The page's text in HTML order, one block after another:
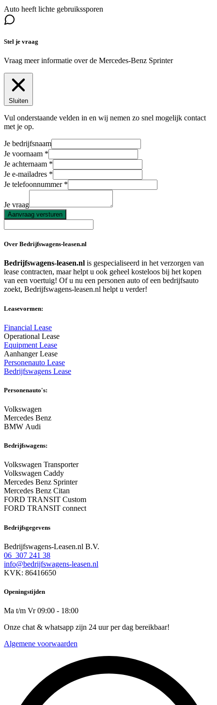
Auto heeft lichte gebruikssporen
Stel je vraag
Vraag meer informatie over de Mercedes-Benz Sprinter
Sluiten
Vul onderstaande velden in en wij nemen zo snel mogelijk contact
met je op.
Je bedrijfsnaam
Je voornaam
Je achternaam
Je e-mailadres
Je telefoonnummer
Je vraag
Aanvraag versturen
Over Bedrijfswagens-leasen.nl
Bedrijfswagens-leasen.nl is gespecialiseerd in het verzorgen van
lease contracten, maar helpt u ook geheel kosteloos bij het kopen
van een voertuig! Of u nu een personen auto of een bedrijfsauto
zoekt, Bedrijfswagens-leasen.nl helpt u verder!
Leasevormen:
Financial Lease
Operational Lease
Equipment Lease
Aanhanger Lease
Personenauto Lease
Bedrijfswagens Lease
Personenauto's:
Volkswagen
Mercedes Benz
BMW Audi
Bedrijfswagens:
Volkswagen Transporter
Volkswagen Caddy
Mercedes Benz Sprinter
Mercedes Benz Citan
FORD TRANSIT Custom
FORD TRANSIT connect
Bedrijfsgegevens
Bedrijfswagens-Leasen.nl B.V.
06 307 241 38
info@bedrijfswagens-leasen.nl
KVK: 86416650
Openingstijden
Ma t/m Vr 09:00 - 18:00
Onze chat & whatsapp zijn 24 uur per dag bereikbaar!
Algemene voorwaarden